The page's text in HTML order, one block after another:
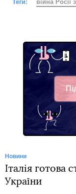
Теги: війна Росії
Новини
Італія готова
України